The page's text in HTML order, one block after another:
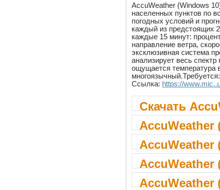
AccuWeather (Windows
населенных пунктов по
погодных условий и
каждый из предстоящих
каждые 15 минут:
направление ветра,
эксклюзивная система
анализирует весь
ощущается температура
Ссылка: https://
Скачать
AccuWeather
AccuWeather
AccuWeather
AccuWeather